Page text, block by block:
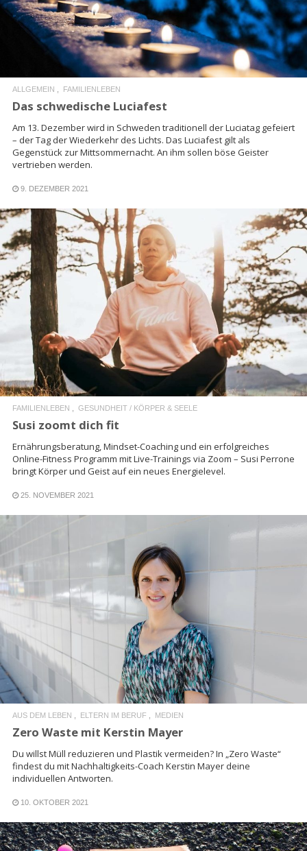
ALLGEMEIN FAMILIENLEBEN
Das schwedische Luciafest
Am 13. Dezember wird in Schweden traditionell der Luciatag gefeiert
– der Tag der Wiederkehr des Lichts. Das Luciafest gilt als
Gegenstück zur Mittsommernacht. An ihm sollen böse Geister
vertrieben werden.
9. DEZEMBER 2021
READ MORE
FAMILIENLEBEN GESUNDHEIT / KÖRPER & SEELE
Susi zoomt dich fit
Ernährungsberatung, Mindset-Coaching und ein erfolgreiches
Online-Fitness Programm mit Live-Trainings via Zoom – Susi Perrone
bringt Körper und Geist auf ein neues Energielevel.
25. NOVEMBER 2021
READ MORE
AUS DEM LEBEN ELTERN IM BERUF MEDIEN
Zero Waste mit Kerstin Mayer
Du willst Müll reduzieren und Plastik vermeiden? In „Zero Waste“
findest du mit Nachhaltigkeits-Coach Kerstin Mayer deine
individuellen Antworten.
10. OKTOBER 2021